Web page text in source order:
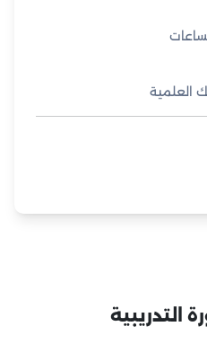
العلمية
التدريبية